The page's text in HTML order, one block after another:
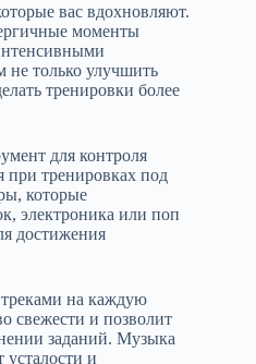
вас вдохновляют.
моменты
не только улучшить
тренировки более
для контроля
тренировках под
которые
электроника или поп
достижения
на каждую
свежести и позволит
заданий. Музыка
усталости и